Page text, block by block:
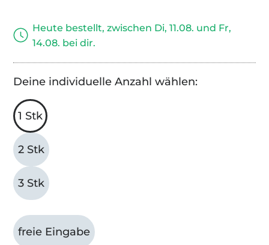
Heute bestellt, zwischen Di, 11.08. und Fr,
14.08. bei dir.
Deine individuelle Anzahl wählen:
1 Stk
2 Stk
3 Stk
freie Eingabe